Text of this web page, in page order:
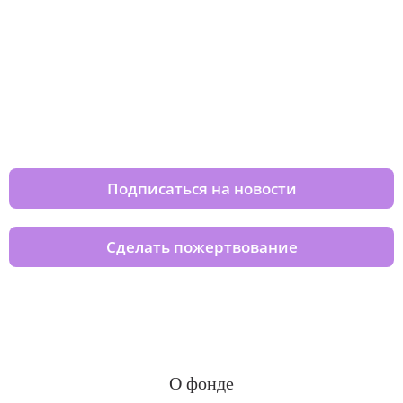
Подписаться на новости
Сделать пожертвование
О фонде